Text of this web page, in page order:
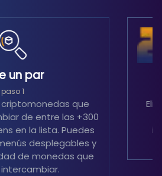
un par
paso 1
que
de entre las +300
en la lista. Puedes
desplegables y
de monedas que